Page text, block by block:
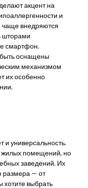
акцент на
и
чаще внедряются
шторами
смартфон.
оснащены
механизмом
их особенно
и универсальность.
жилых помещений, но
заведений. Их
размера — от
хотите выбрать